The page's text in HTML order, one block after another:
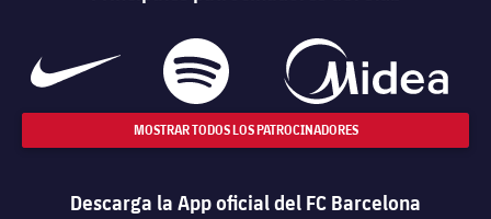
MOSTRAR TODOS LOS PATROCINADORES
Descarga la App oficial del FC Barcelona